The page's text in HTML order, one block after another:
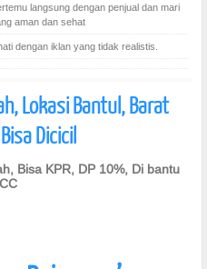
langsung dengan penjual dan mari
aman dan sehat
dengan iklan yang tidak realistis.
Lokasi Bantul, Barat
Dicicil
Bisa KPR, DP 10%, Di bantu